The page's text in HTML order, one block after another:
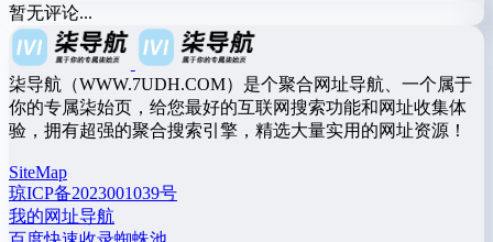
暂无评论...
柒导航（WWW.7UDH.COM）是个聚合网址导航、一个属于
你的专属柒始页，给您最好的互联网搜索功能和网址收集体
验，拥有超强的聚合搜索引擎，精选大量实用的网址资源！
SiteMap
琼ICP备2023001039号
我的网址导航